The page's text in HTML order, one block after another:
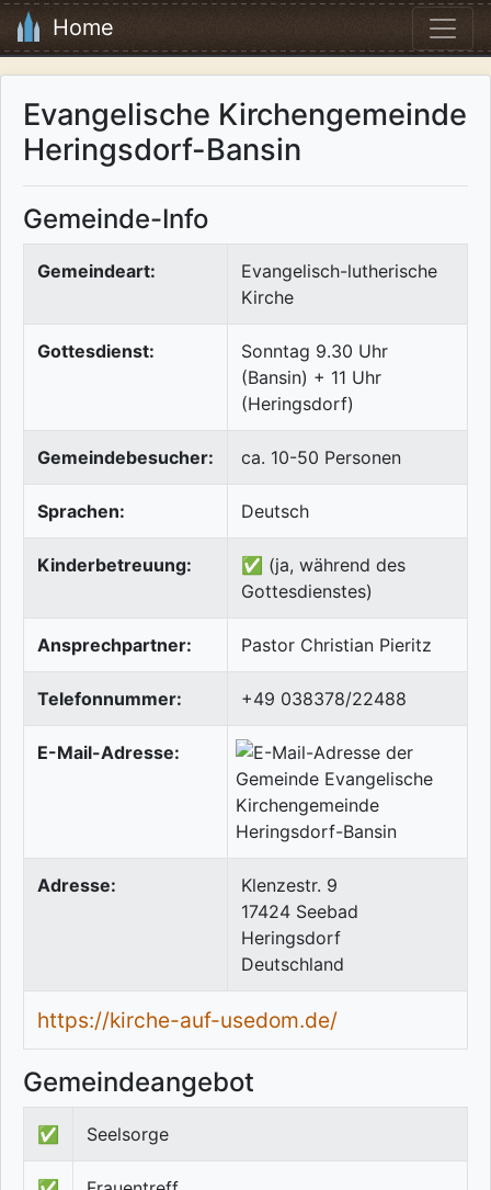
Home
Evangelische Kirchengemeinde
Heringsdorf-Bansin
Gemeinde-Info
Gemeindeart:
Evangelisch-lutherische
Kirche
Gottesdienst:
Sonntag 9.30 Uhr
(Bansin) + 11 Uhr
(Heringsdorf)
Gemeindebesucher: ca. 10-50 Personen
Sprachen: Deutsch
Kinderbetreuung:
✅ (ja, während des
Gottesdienstes)
Ansprechpartner: Pastor Christian Pieritz
Telefonnummer: +49 038378/22488
E-Mail-Adresse:
Adresse:
Klenzestr. 9
17424 Seebad
Heringsdorf
Deutschland
https://kirche-auf-usedom.de/
Gemeindeangebot
✅ Seelsorge